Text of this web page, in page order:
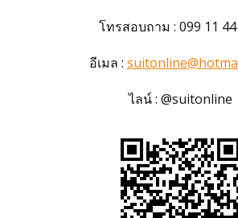
โทร 099 11 44 919
แอดไลน์ @suitonline
โทรสอบถาม : 099 11
อีเมล :
ไลน์ : @suitonline